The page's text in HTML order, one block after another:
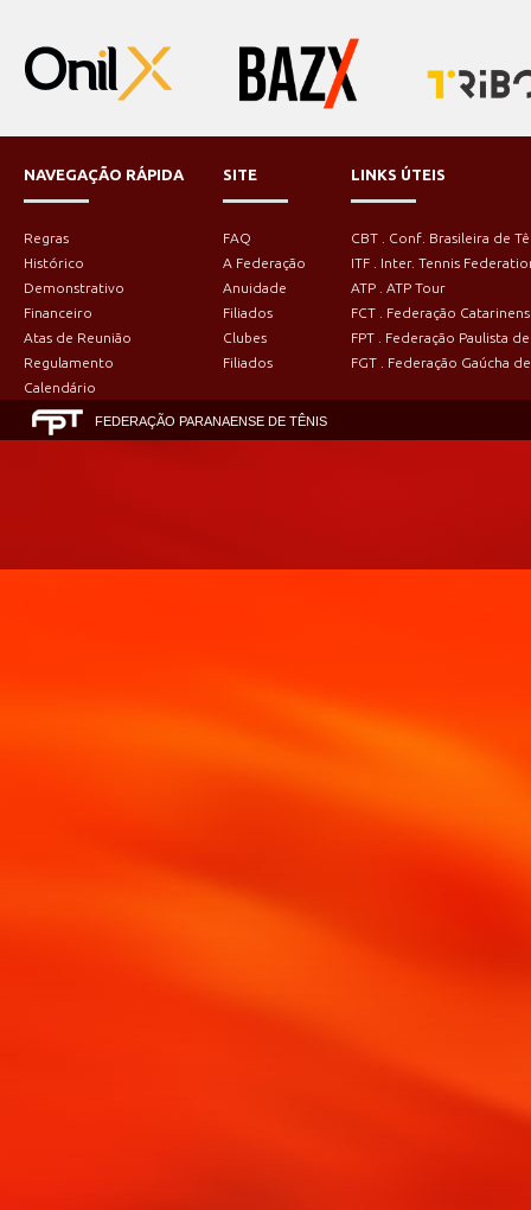
NAVEGAÇÃO RÁPIDA
Regras
Histórico
Demonstrativo
Financeiro
Atas de Reunião
Regulamento
Calendário
SITE
FAQ
A Federação
Anuidade
Filiados
Clubes
Filiados
LINKS ÚTEIS
CBT . Conf. Brasileira de
ITF . Inter. Tennis
ATP . ATP Tour
FCT . Federação
FPT . Federação Paulista
FGT . Federação Gaúcha
FEDERAÇÃO PARANAENSE DE TÊNIS